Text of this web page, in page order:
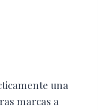
una
marcas a